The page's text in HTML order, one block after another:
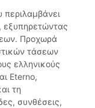
περιλαμβάνει
εξυπηρετώντας
Προχωρά
τάσεων
ελληνικούς
Eterno,
τη
συνθέσεις,